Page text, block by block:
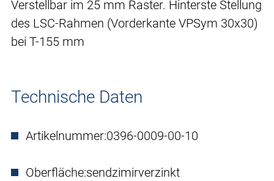
Verstellbar im 25 mm Raster. Hinterste Stellung
des LSC-Rahmen (Vorderkante VPSym 30x30)
bei T-155 mm
Technische Daten
Artikelnummer:0396-0009-00-10
Oberfläche:sendzimirverzinkt